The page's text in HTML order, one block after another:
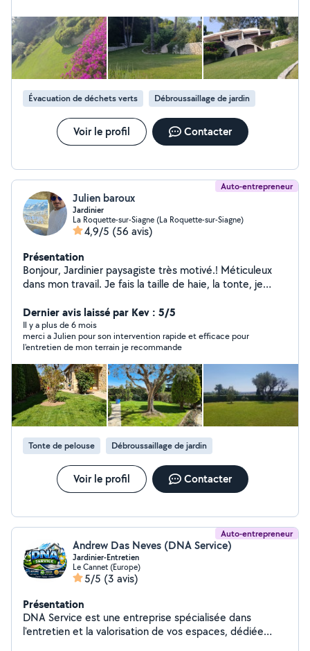
temps et en heure avec du matériel professionnel, alors
n'hésitez pas ! adoptez moi !
Évacuation de déchets verts Débroussaillage de jardin
Voir le profil Contacter
Auto-entrepreneur
Julien baroux
Jardinier
La Roquette-sur-Siagne (La Roquette-sur-Siagne)
4,9/5 (56 avis)
Présentation
Bonjour, Jardinier paysagiste très motivé.! Méticuleux
dans mon travail. Je fais la taille de haie, la tonte, je
souffler les allées. déplacement et devis gratuit.
Secteur de grasse à vallauris. Mon abonnement ne me
permet pas de répondre au demande hors de ce
périmètre. cordialement.
Dernier avis laissé par Kev : 5/5
Il y a plus de 6 mois
merci a Julien pour son intervention rapide et efficace pour
l'entretien de mon terrain je recommande
Tonte de pelouse Débroussaillage de jardin
Voir le profil Contacter
Auto-entrepreneur
Andrew Das Neves (DNA Service)
Jardinier-Entretien
Le Cannet (Europe)
5/5 (3 avis)
Présentation
DNA Service est une entreprise spécialisée dans
l'entretien et la valorisation de vos espaces, dédiée